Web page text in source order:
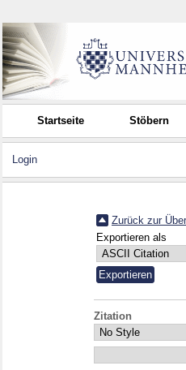
Startseite Stöbern
Login
Zurück zur
Exportieren als
Zitation